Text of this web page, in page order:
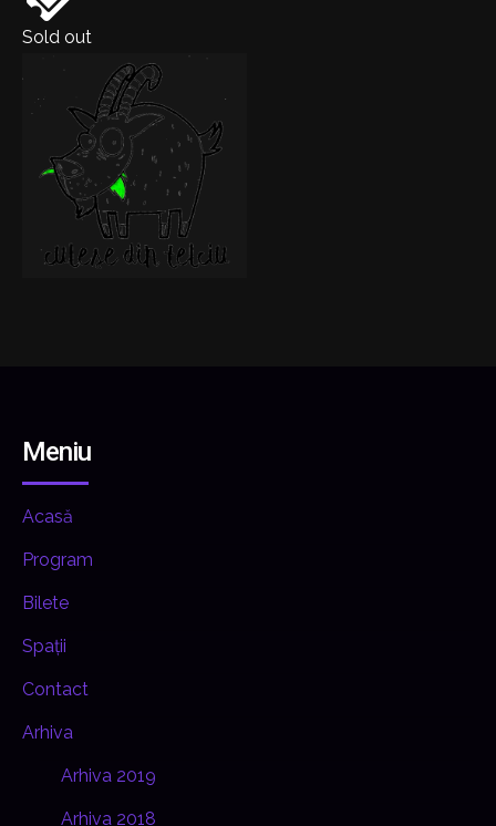
Sold out
Meniu
Acasă
Program
Bilete
Spații
Contact
Arhiva
Arhiva 2019
Arhiva 2018